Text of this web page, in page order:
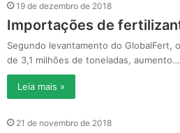
19 de dezembro de 2018
Importações de
Segundo levantamento do GlobalFert,
de 3,1 milhões de toneladas, aumento…
Leia mais »
21 de novembro de 2018